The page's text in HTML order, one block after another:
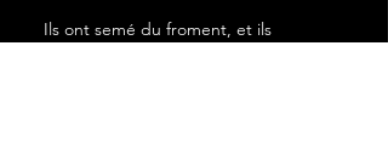
Ils ont semé du froment, et ils